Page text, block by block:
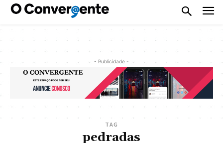
- Publicidade -
TAG
pedradas